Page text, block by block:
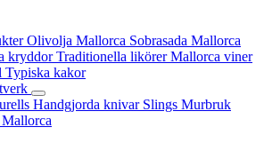
Olivolja Mallorca Sobrasada Mallorca
kryddorTraditionella likörerMallorca viner
Typiska kakor
Handgjorda knivar Slings Murbruk